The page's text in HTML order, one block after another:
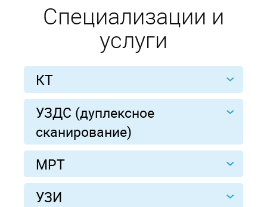
Специализации и
услуги
КТ
УЗДС (дуплексное
сканирование)
МРТ
УЗИ